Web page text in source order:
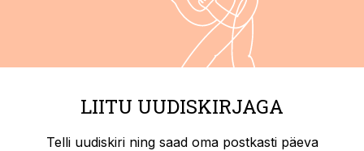
LIITU UUDISKIRJAGA
Telli uudiskiri ning saad oma postkasti päeva